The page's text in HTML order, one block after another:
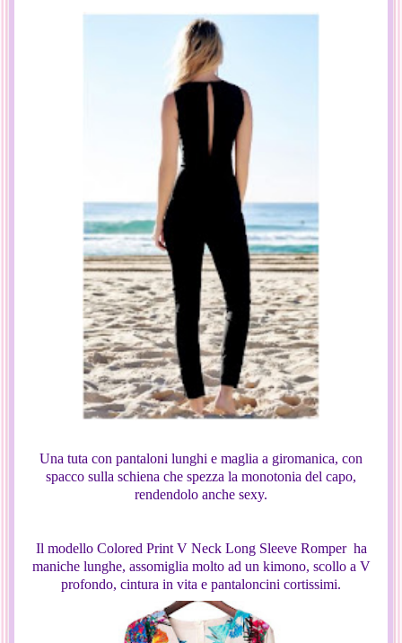
Una tuta con pantaloni lunghi e maglia a giromanica, con
spacco sulla schiena che spezza la monotonia del capo,
rendendolo anche sexy.
Il modello Colored Print V Neck Long Sleeve Romper ha
maniche lunghe, assomiglia molto ad un kimono, scollo a V
profondo, cintura in vita e pantaloncini cortissimi.